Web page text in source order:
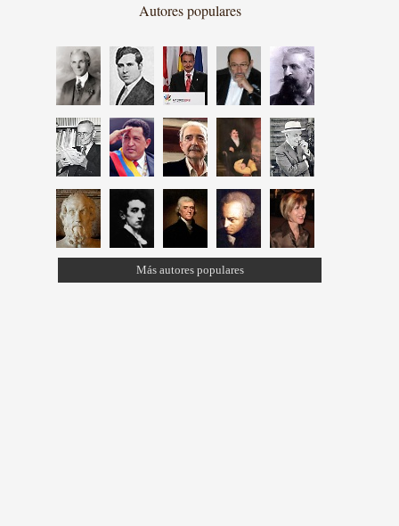
Autores populares
Más autores populares